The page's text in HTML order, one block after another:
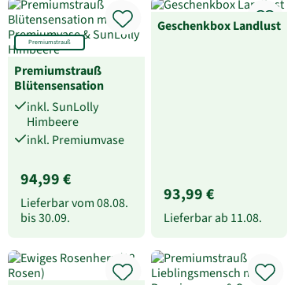
Premiumstrauß
Premiumstrauß
Blütensensation
inkl. SunLolly
Himbeere
inkl. Premiumvase
94,99 €
Lieferbar vom08.08.
bis30.09.
Geschenkbox Landlust
93,99 €
Lieferbar ab 11.08.